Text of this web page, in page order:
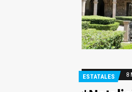
ESTATALES 8